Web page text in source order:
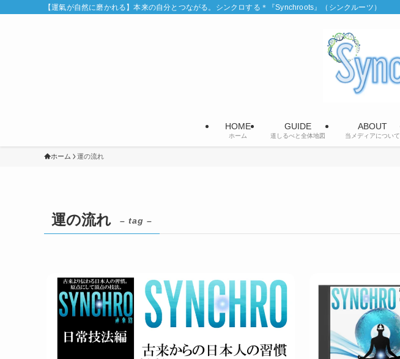
【運氣が自然に磨かれる】本来の自分とつながる。シンクロする＊『Synchroots』（シンクルーツ）
HOME
ホーム
GUIDE
道しるべと全体地図
ABOUT
当メディアについて
ホーム 運の流れ
運の流れ – tag –